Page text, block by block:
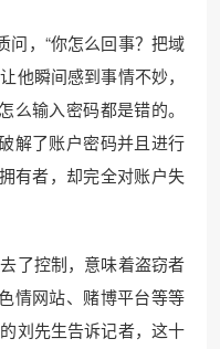
问，“你怎么回事？把域
他瞬间感到事情不妙，
么输入密码都是错的。
解了账户密码并且进行
有者，却完全对账户失
了控制，意味着盗窃者
情网站、赌博平台等等
刘先生告诉记者，这十